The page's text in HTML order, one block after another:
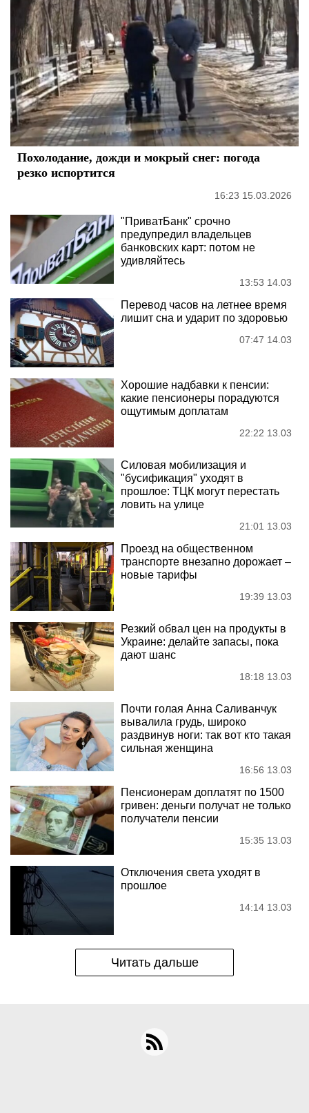
Похолодание, дожди и мокрый снег: погода
резко испортится
16:23 15.03.2026
"ПриватБанк" срочно
предупредил владельцев
банковских карт: потом не
удивляйтесь
13:53 14.03
Перевод часов на летнее время
лишит сна и ударит по здоровью
07:47 14.03
Хорошие надбавки к пенсии:
какие пенсионеры порадуются
ощутимым доплатам
22:22 13.03
Силовая мобилизация и
"бусификация" уходят в
прошлое: ТЦК могут перестать
ловить на улице
21:01 13.03
Проезд на общественном
транспорте внезапно дорожает –
новые тарифы
19:39 13.03
Резкий обвал цен на продукты в
Украине: делайте запасы, пока
дают шанс
18:18 13.03
Почти голая Анна Саливанчук
вывалила грудь, широко
раздвинув ноги: так вот кто такая
сильная женщина
16:56 13.03
Пенсионерам доплатят по 1500
гривен: деньги получат не только
получатели пенсии
15:35 13.03
Отключения света уходят в
прошлое
14:14 13.03
Читать дальше